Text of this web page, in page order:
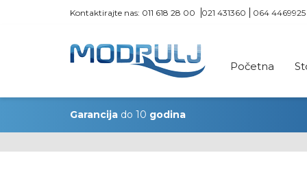
Kontaktirajte nas: 011 618 28 00 021 431360 064 4469925
Početna
Garancija do 10 godina